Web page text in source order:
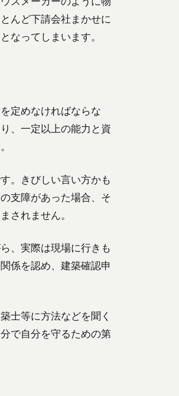
んど下請会社まかせに
なってしまいます。
定めなければならな
、一定以上の能力と資
。きびしい言い方かも
支障があった場合、そ
されません。
、実際は現場に行きも
係を認め、建築確認申
士等に方法などを聞く
で自分を守るための第